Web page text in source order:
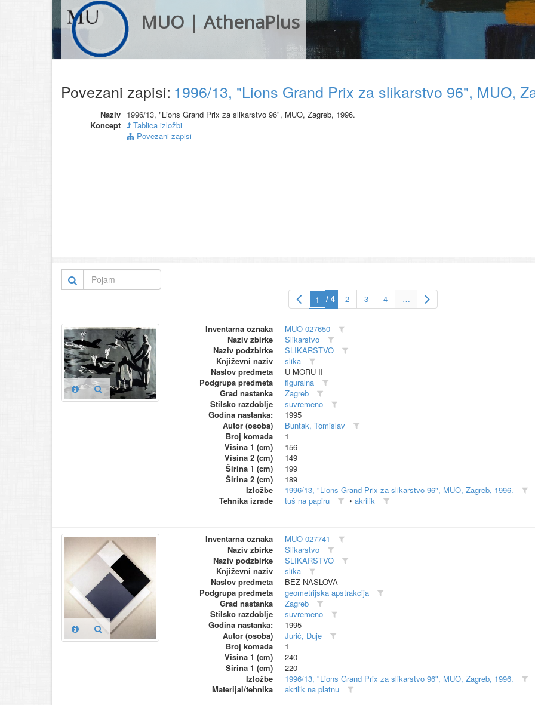
MUO | AthenaPlus
Povezani zapisi: 1996/13, "Lions Grand Prix za slikarstvo 96", MUO,
Naziv 1996/13, "Lions Grand Prix za slikarstvo 96", MUO, Zagreb, 1996.
Koncept
Tablica izložbi
Povezani zapisi
/ 4 2 3 4 …
Inventarna oznaka
MUO-027650
Naziv zbirke
Slikarstvo
Naziv podzbirke
SLIKARSTVO
Književni naziv
slika
Naslov predmeta
U MORU II
Podgrupa predmeta
figuralna
Grad nastanka
Zagreb
Stilsko razdoblje
suvremeno
Godina nastanka:
1995
Autor (osoba)
Buntak, Tomislav
Broj komada
1
Visina 1 (cm)
156
Visina 2 (cm)
149
Širina 1 (cm)
199
Širina 2 (cm)
189
Izložbe
1996/13, "Lions Grand Prix za slikarstvo 96", MUO, Zagreb, 1996.
Tehnika izrade
tuš na papiru • akrilik
Inventarna oznaka
MUO-027741
Naziv zbirke
Slikarstvo
Naziv podzbirke
SLIKARSTVO
Književni naziv
slika
Naslov predmeta
BEZ NASLOVA
Podgrupa predmeta
geometrijska apstrakcija
Grad nastanka
Zagreb
Stilsko razdoblje
suvremeno
Godina nastanka:
1995
Autor (osoba)
Jurić, Duje
Broj komada
1
Visina 1 (cm)
240
Širina 1 (cm)
220
Izložbe
1996/13, "Lions Grand Prix za slikarstvo 96", MUO, Zagreb, 1996.
Materijal/tehnika
akrilik na platnu